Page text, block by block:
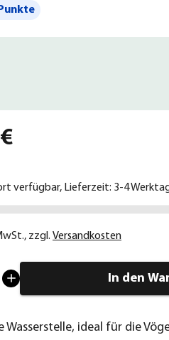
verfügbar, Lieferzeit: 3-4
, zzgl. Versandkosten
In den
Wasserstelle, ideal für die